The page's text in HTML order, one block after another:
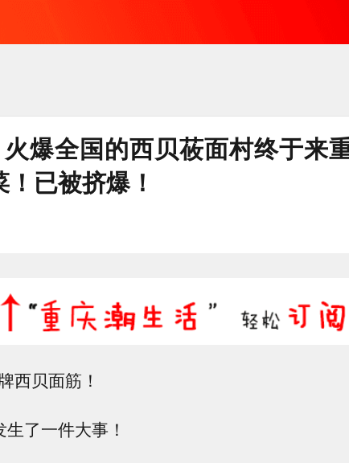
爆全国的西贝莜面村终于来
已被挤爆！
西贝面筋！
了一件大事！